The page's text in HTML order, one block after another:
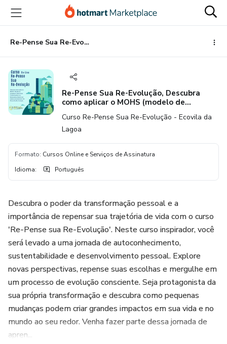
para
conteúdo
principal
para
pagamento
para
rodapé
Re-Pense Sua Re-Evolução, Descubra como aplicar o MOHS (modelo de ocupação habitacional sustentável ) no seu ecossistema Social.
Re-Pense Sua Re-Evolução, Descubra
como aplicar o MOHS (modelo de
seu ecossistema Social.
Curso Re-Pense Sua Re-Evolução - Ecovila da
Lagoa
Formato: Cursos Online e Serviços de Assinatura
Idioma: Português
Descubra o poder da transformação pessoal e a
importância de repensar sua trajetória de vida com o curso
'Re-Pense sua Re-Evolução'. Neste curso inspirador, você
será levado a uma jornada de autoconhecimento,
sustentabilidade e desenvolvimento pessoal. Explore
novas perspectivas, repense suas escolhas e mergulhe em
um processo de evolução consciente. Seja protagonista da
sua própria transformação e descubra como pequenas
mudanças podem criar grandes impactos em sua vida e no
mundo ao seu redor. Venha fazer parte dessa jornada de
apren...